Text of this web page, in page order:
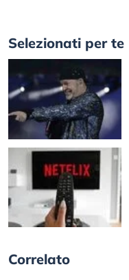
Selezionati per te
Correlato